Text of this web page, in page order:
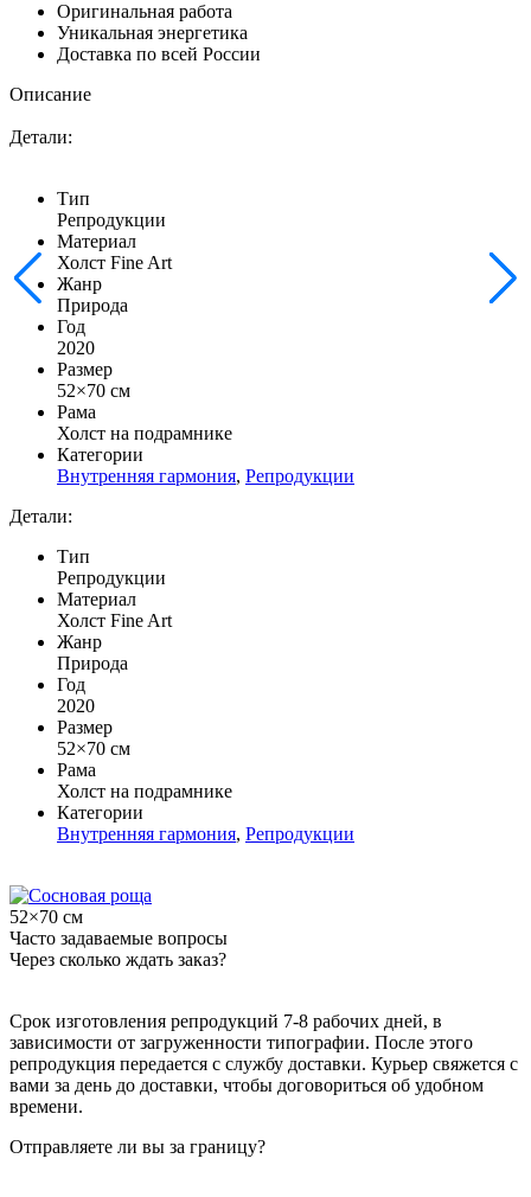
Оригинальная работа
Уникальная энергетика
Доставка по всей России
Описание
Детали:
Тип
Репродукции
Материал
Холст Fine Art
Жанр
Природа
Год
2020
Размер
52×70 см
Рама
Холст на подрамнике
Категории
Внутренняя гармония, Репродукции
Детали:
Тип
Репродукции
Материал
Холст Fine Art
Жанр
Природа
Год
2020
Размер
52×70 см
Рама
Холст на подрамнике
Категории
Внутренняя гармония, Репродукции
52×70 см
Часто задаваемые вопросы
Через сколько ждать заказ?
Срок изготовления репродукций 7-8 рабочих дней, в
зависимости от загруженности типографии. После этого
репродукция передается с службу доставки. Курьер свяжется с
вами за день до доставки, чтобы договориться об удобном
времени.
Отправляете ли вы за границу?